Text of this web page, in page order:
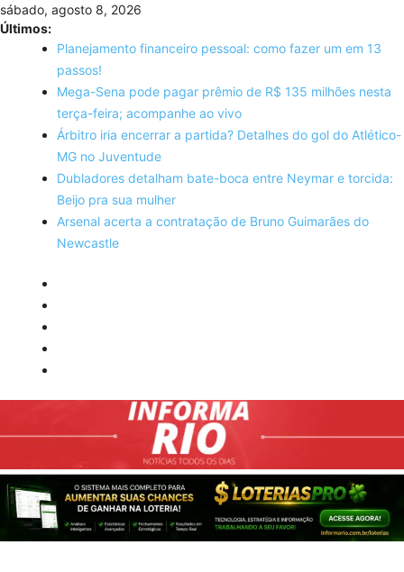
Skip
to
content
sábado, agosto 8, 2026
Últimos:
Planejamento financeiro pessoal: como fazer um em 13
passos!
Mega-Sena pode pagar prêmio de R$ 135 milhões nesta
terça-feira; acompanhe ao vivo
Árbitro iria encerrar a partida? Detalhes do gol do Atlético-
MG no Juventude
Dubladores detalham bate-boca entre Neymar e torcida:
Beijo pra sua mulher
Arsenal acerta a contratação de Bruno Guimarães do
Newcastle